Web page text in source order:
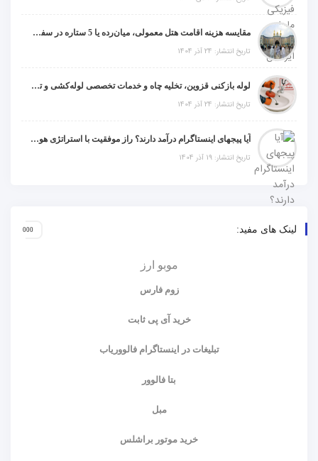
مقایسه هزینه اقامت هتل معمولی، میان‌رده یا 5 ستاره در سفر زیارتی عراق
تاریخ انتشار: 24 آذر 1404
لوله بازکنی قزوین، تخلیه چاه و خدمات تخصصی لوله‌کشی و تشخیص ترکیدگی
تاریخ انتشار: 24 آذر 1404
آیا پیجهای اینستاگرام درآمد دارند؟ راز موفقیت با استراتژی هوشمندانه
تاریخ انتشار: 19 آذر 1404
لینک های مفید:
موبو ارز
زوم فارس
خرید آی پی ثابت
تبلیغات در اینستاگرام فالووریاب
بتا فالوور
مبل
خرید موتور براشلس